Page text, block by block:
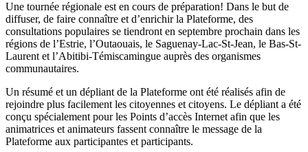
Une tournée régionale est en cours de préparation! Dans le but de
diffuser, de faire connaître et d’enrichir la Plateforme, des
consultations populaires se tiendront en septembre prochain dans les
régions de l’Estrie, l’Outaouais, le Saguenay-Lac-St-Jean, le Bas-St-
Laurent et l’Abitibi-Témiscamingue auprès des organismes
communautaires.
Un résumé et un dépliant de la Plateforme ont été réalisés afin de
rejoindre plus facilement les citoyennes et citoyens. Le dépliant a été
conçu spécialement pour les Points d’accès Internet afin que les
animatrices et animateurs fassent connaître le message de la
Plateforme aux participantes et participants.